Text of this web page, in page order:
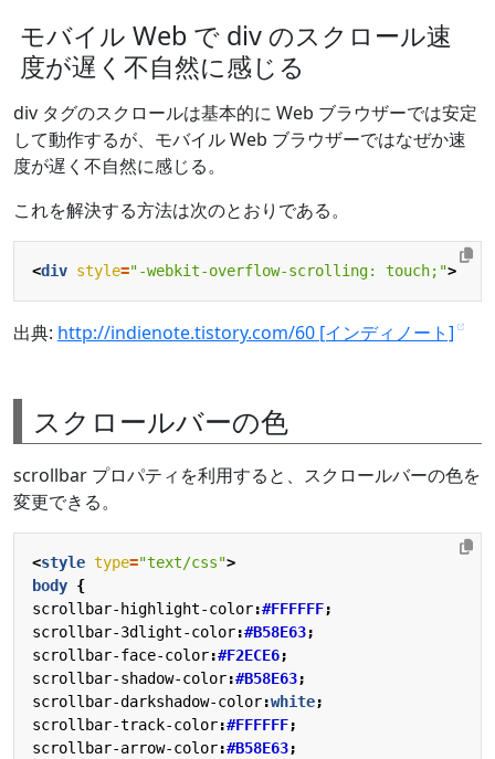
モバイル Web で div のスクロール速
度が遅く不自然に感じる
div タグのスクロールは基本的に Web ブラウザーでは安定
して動作するが、モバイル Web ブラウザーではなぜか速
度が遅く不自然に感じる。
これを解決する方法は次のとおりである。
<div style="-webkit-overflow-scrolling: touch;">
出典: http://indienote.tistory.com/60 [インディノート]
スクロールバーの色
scrollbar プロパティを利用すると、スクロールバーの色を
変更できる。
<style type="text/css">
body {
scrollbar-highlight-color:#FFFFFF;
scrollbar-3dlight-color:#B58E63;
scrollbar-face-color:#F2ECE6;
scrollbar-shadow-color:#B58E63;
scrollbar-darkshadow-color:white;
scrollbar-track-color:#FFFFFF;
scrollbar-arrow-color:#B58E63;